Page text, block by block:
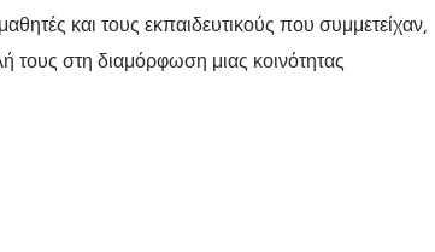
και τους εκπαιδευτικούς που συμμετείχαν,
τους στη διαμόρφωση μιας κοινότητας